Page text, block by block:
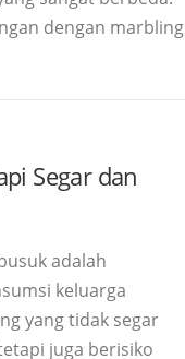
dengan marbling
Segar dan
adalah
keluarga
yang tidak segar
juga berisiko